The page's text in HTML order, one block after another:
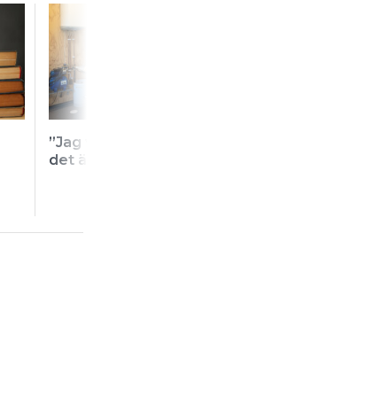
”Jag valde VVS för att
det är ett socialt yrke”